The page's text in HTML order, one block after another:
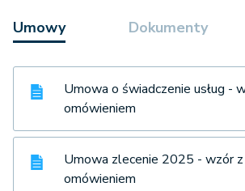
Umowy Dokumenty
Umowa o świadczenie usług -
omówieniem
Umowa zlecenie 2025 - wzór
omówieniem